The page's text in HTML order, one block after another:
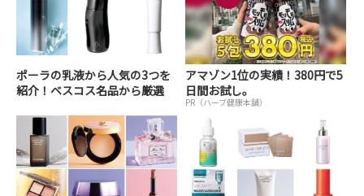
ポーラの乳液から人気の3つを
紹介！ベスコス名品から厳選
アマゾン1位の実績！380円で5
日間お試し。
PR（ハーブ健康本舗）